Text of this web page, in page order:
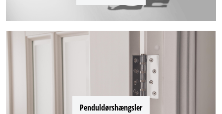
Penduldørshængsler